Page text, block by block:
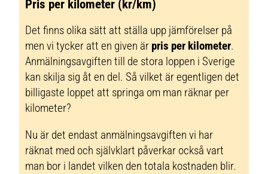
Pris per kilometer (kr/km)
Det finns olika sätt att ställa upp jämförelser på
men vi tycker att en given är pris per kilometer.
Anmälningsavgiften till de stora loppen i Sverige
kan skilja sig åt en del. Så vilket är egentligen det
billigaste loppet att springa om man räknar per
kilometer?
Nu är det endast anmälningsavgiften vi har
räknat med och självklart påverkar också vart
man bor i landet vilken den totala kostnaden blir.